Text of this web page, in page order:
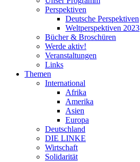
Perspektiven
Deutsche Perspektiven
Weltperspektiven 2023
Bücher & Broschüren
Werde aktiv!
Veranstaltungen
Links
Themen
International
Afrika
Amerika
Asien
Europa
Deutschland
DIE LINKE
Wirtschaft
Solidarität